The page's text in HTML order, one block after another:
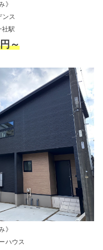
》
ンス
社駅
～
》
ハウス